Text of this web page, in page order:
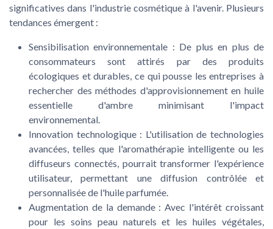
significatives dans l'industrie cosmétique à l'avenir. Plusieurs
tendances émergent :
Sensibilisation environnementale : De plus en plus de
consommateurs sont attirés par des produits
écologiques et durables, ce qui pousse les entreprises à
rechercher des méthodes d'approvisionnement en huile
essentielle d'ambre minimisant l'impact
environnemental.
Innovation technologique : L'utilisation de technologies
avancées, telles que l'aromathérapie intelligente ou les
diffuseurs connectés, pourrait transformer l'expérience
utilisateur, permettant une diffusion contrôlée et
personnalisée de l'huile parfumée.
Augmentation de la demande : Avec l'intérêt croissant
pour les soins peau naturels et les huiles végétales,